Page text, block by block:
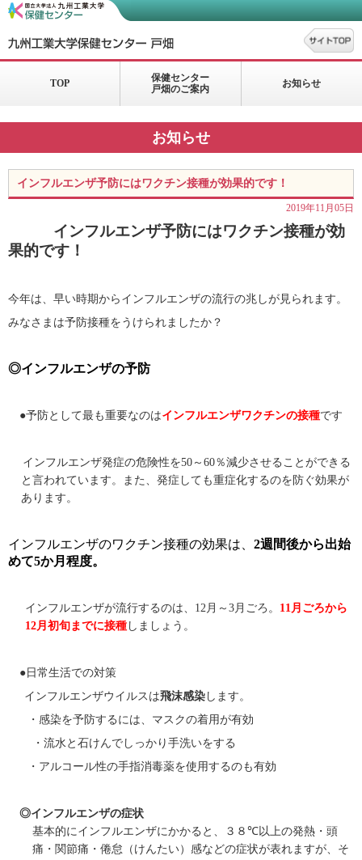
TOP
保健センター
戸畑のご案内
お知らせ
お知らせ
インフルエンザ予防にはワクチン接種が効果的です！
2019年11月05日
インフルエンザ予防にはワクチン接種が効
果的です！
今年は、早い時期から インフルエンザの流行の兆しが見られます。
みなさまは予防接種をうけられましたか？
◎インフルエンザの予防
●予防として最も重要なのはインフルエンザワクチンの接種です
インフルエンザ発症の危険性を50 ～ 60％減少させることができる
と言われています。また、発症しても重症化するのを防ぐ効果が
あります。
インフルエンザのワクチン接種の効果は、 2週間後から出始
めて5か月程度。
インフルエンザが流行するのは、 12月～ 3月ごろ。 11月ごろから
12月初旬までに接種 しましょう。
●日常生活での対策
インフルエンザウイルスは飛沫感染 します。
・感染を予防するには、マスクの着用が有効
・流水と石けんでしっかり手洗いをする
・アルコール性の手指消毒薬を使用するのも有効
◎インフルエンザの症状
基本的にインフルエンザにかかると、３８℃以上の発熱・頭
痛・関節痛・倦怠（けんたい）感などの症状が表れますが、そ